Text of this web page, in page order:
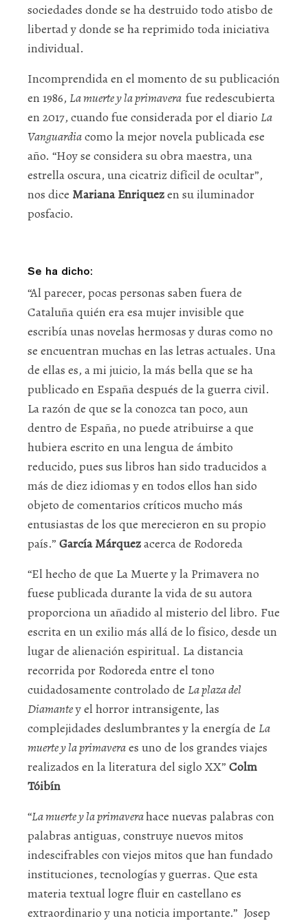
sociedades donde se ha destruido todo atisbo de
libertad y donde se ha reprimido toda iniciativa
individual.
Incomprendida en el momento de su publicación
en 1986, La muerte y la primavera fue redescubierta
en 2017, cuando fue considerada por el diario La
Vanguardiacomo la mejor novela publicada ese
año. “Hoy se considera su obra maestra, una
estrella oscura, una cicatriz difícil de ocultar”,
nos dice Mariana Enriquezen su iluminador
posfacio.
Se ha dicho:
“Al parecer, pocas personas saben fuera de
Cataluña quién era esa mujer invisible que
escribía unas novelas hermosas y duras como no
se encuentran muchas en las letras actuales. Una
de ellas es, a mi juicio, la más bella que se ha
publicado en España después de la guerra civil.
La razón de que se la conozca tan poco, aun
dentro de España, no puede atribuirse a que
hubiera escrito en una lengua de ámbito
reducido, pues sus libros han sido traducidos a
más de diez idiomas y en todos ellos han sido
objeto de comentarios críticos mucho más
entusiastas de los que merecieron en su propio
país.” García Márquezacerca de Rodoreda
“El hecho de que La Muerte y la Primavera no
fuese publicada durante la vida de su autora
proporciona un añadido al misterio del libro. Fue
escrita en un exilio más allá de lo físico, desde un
lugar de alienación espiritual. La distancia
recorrida por Rodoreda entre el tono
cuidadosamente controlado de La plaza del
Diamantey el horror intransigente, las
complejidades deslumbrantes y la energía de La
muerte y la primaveraes uno de los grandes viajes
realizados en la literatura del siglo XX” Colm
Tóibín
“La muerte y la primaverahace nuevas palabras con
palabras antiguas, construye nuevos mitos
indescifrables con viejos mitos que han fundado
instituciones, tecnologías y guerras. Que esta
materia textual logre fluir en castellano es
extraordinario y una noticia importante.” Josep